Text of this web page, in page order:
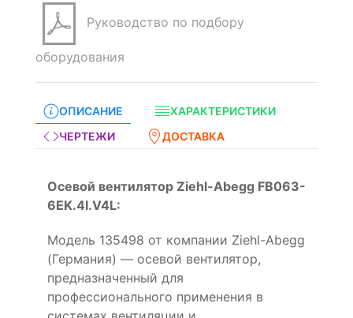
Руководство по подбору
оборудования
ОПИСАНИЕ
ХАРАКТЕРИСТИКИ
ЧЕРТЕЖИ
ДОСТАВКА
Осевой вентилятор Ziehl-Abegg FB063-
6EK.4I.V4L:
Модель 135498 от компании Ziehl-Abegg
(Германия) — осевой вентилятор,
предназначенный для
профессионального применения в